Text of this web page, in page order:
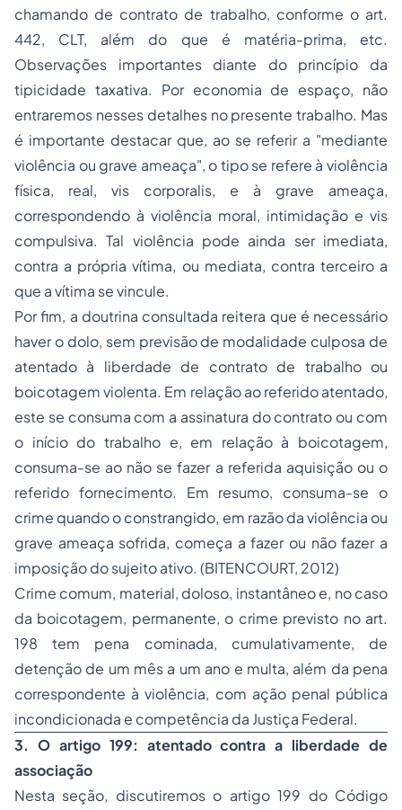
chamando de contrato de trabalho, conforme o art.
442, CLT, além do que é matéria-prima, etc.
Observações importantes diante do princípio da
tipicidade taxativa. Por economia de espaço, não
entraremos nesses detalhes no presente trabalho. Mas
é importante destacar que, ao se referir a "mediante
violência ou grave ameaça", o tipo se refere à violência
física, real, vis corporalis, e à grave ameaça,
correspondendo à violência moral, intimidação e vis
compulsiva. Tal violência pode ainda ser imediata,
contra a própria vítima, ou mediata, contra terceiro a
que a vítima se vincule.
Por fim, a doutrina consultada reitera que é necessário
haver o dolo, sem previsão de modalidade culposa de
atentado à liberdade de contrato de trabalho ou
boicotagem violenta. Em relação ao referido atentado,
este se consuma com a assinatura do contrato ou com
o início do trabalho e, em relação à boicotagem,
consuma-se ao não se fazer a referida aquisição ou o
referido fornecimento. Em resumo, consuma-se o
crime quando o constrangido, em razão da violência ou
grave ameaça sofrida, começa a fazer ou não fazer a
imposição do sujeito ativo. (BITENCOURT, 2012)
Crime comum, material, doloso, instantâneo e, no caso
da boicotagem, permanente, o crime previsto no art.
198 tem pena cominada, cumulativamente, de
detenção de um mês a um ano e multa, além da pena
correspondente à violência, com ação penal pública
incondicionada e competência da Justiça Federal.
3. O artigo 199: atentado contra a liberdade de
associação
Nesta seção, discutiremos o artigo 199 do Código